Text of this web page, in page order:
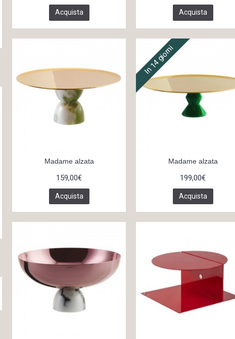
Acquista Acquista
Madame alzata
159,00€
Acquista
In 14 giorni
Madame alzata
199,00€
Acquista